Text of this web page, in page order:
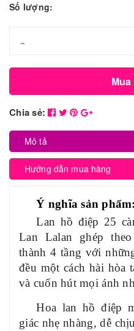
Số lượng:
-
Chia sẻ:
Mô tả
Hướng dẫn mua hàng
Ý nghĩa sản phẩm:
Lan hồ điệp 25
Lan Lalan ghép
thành 4 tầng với
đều một cách hài hòa
và cuốn hút mọi ánh
Hoa lan hồ điệp
giác nhẹ nhàng, dễ